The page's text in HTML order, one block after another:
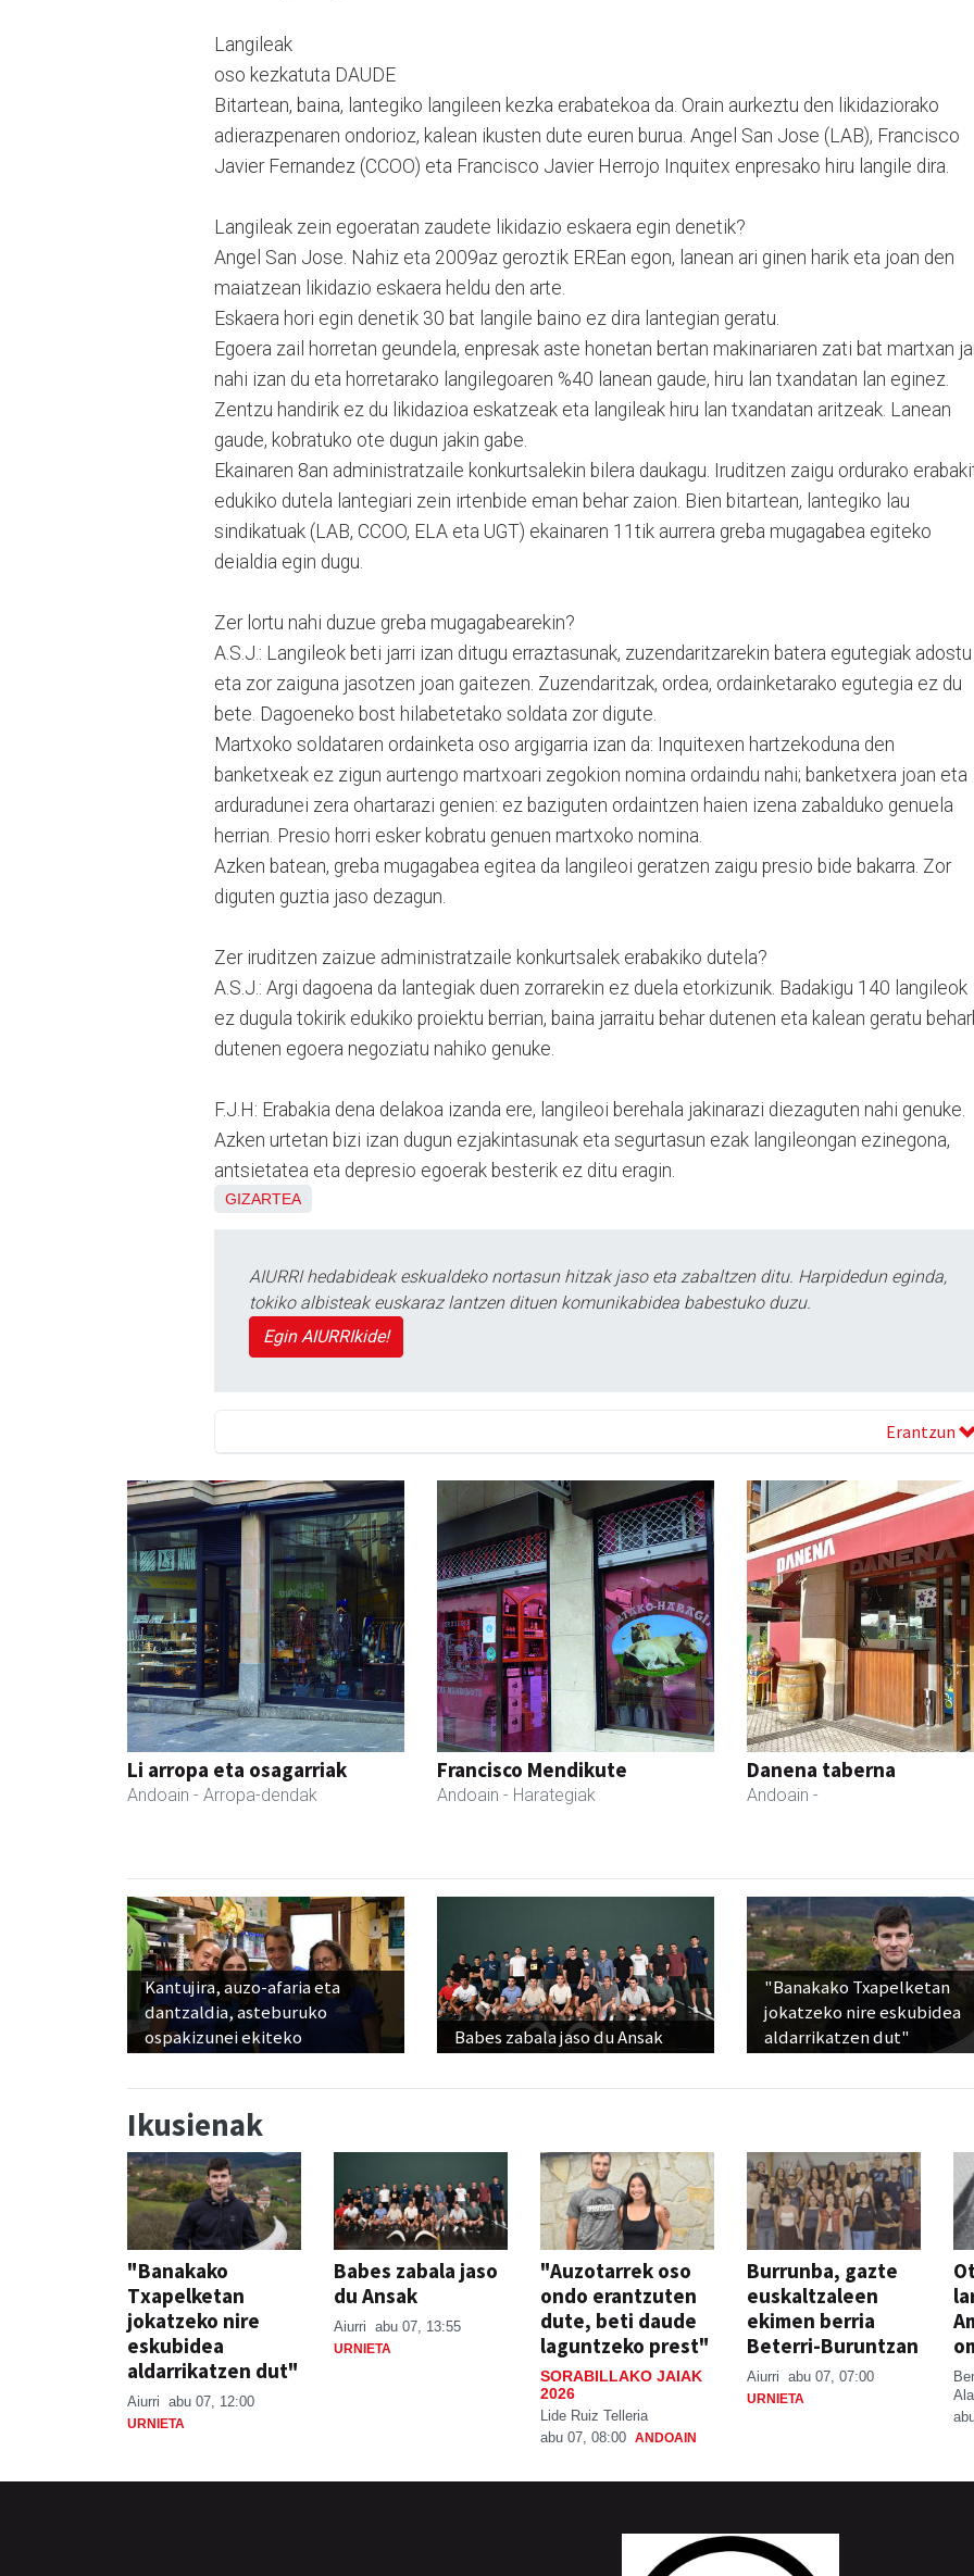
Langileak
oso kezkatuta DAUDE
Bitartean, baina, lantegiko langileen kezka erabatekoa da. Orain aurkeztu den likidaziorako
adierazpenaren ondorioz, kalean ikusten dute euren burua. Angel San Jose (LAB), Francisco
Javier Fernandez (CCOO) eta Francisco Javier Herrojo Inquitex enpresako hiru langile dira.
Langileak zein egoeratan zaudete likidazio eskaera egin denetik?
Angel San Jose. Nahiz eta 2009az geroztik EREan egon, lanean ari ginen harik eta joan den
maiatzean likidazio eskaera heldu den arte.
Eskaera hori egin denetik 30 bat langile baino ez dira lantegian geratu.
Egoera zail horretan geundela, enpresak aste honetan bertan makinariaren zati bat martxan
nahi izan du eta horretarako langilegoaren %40 lanean gaude, hiru lan txandatan lan eginez.
Zentzu handirik ez du likidazioa eskatzeak eta langileak hiru lan txandatan aritzeak. Lanean
gaude, kobratuko ote dugun jakin gabe.
Ekainaren 8an administratzaile konkurtsalekin bilera daukagu. Iruditzen zaigu ordurako
edukiko dutela lantegiari zein irtenbide eman behar zaion. Bien bitartean, lantegiko lau
sindikatuak (LAB, CCOO, ELA eta UGT) ekainaren 11tik aurrera greba mugagabea egiteko
deialdia egin dugu.
Zer lortu nahi duzue greba mugagabearekin?
A.S.J.: Langileok beti jarri izan ditugu erraztasunak, zuzendaritzarekin batera egutegiak adostu
eta zor zaiguna jasotzen joan gaitezen. Zuzendaritzak, ordea, ordainketarako egutegia ez du
bete. Dagoeneko bost hilabetetako soldata zor digute.
Martxoko soldataren ordainketa oso argigarria izan da: Inquitexen hartzekoduna den
banketxeak ez zigun aurtengo martxoari zegokion nomina ordaindu nahi; banketxera joan eta
arduradunei zera ohartarazi genien: ez baziguten ordaintzen haien izena zabalduko genuela
herrian. Presio horri esker kobratu genuen martxoko nomina.
Azken batean, greba mugagabea egitea da langileoi geratzen zaigu presio bide bakarra. Zor
diguten guztia jaso dezagun.
Zer iruditzen zaizue administratzaile konkurtsalek erabakiko dutela?
A.S.J.: Argi dagoena da lantegiak duen zorrarekin ez duela etorkizunik. Badakigu 140 langileok
ez dugula tokirik edukiko proiektu berrian, baina jarraitu behar dutenen eta kalean geratu
dutenen egoera negoziatu nahiko genuke.
F.J.H: Erabakia dena delakoa izanda ere, langileoi berehala jakinarazi diezaguten nahi genuke.
Azken urtetan bizi izan dugun ezjakintasunak eta segurtasun ezak langileongan ezinegona,
antsietatea eta depresio egoerak besterik ez ditu eragin.
GIZARTEA
AIURRI hedabideak eskualdeko nortasun hitzak jaso eta zabaltzen ditu. Harpidedun eginda,
tokiko albisteak euskaraz lantzen dituen komunikabidea babestuko duzu.
Egin AIURRIkide!
Erantzun
Li arropa eta osagarriak
Andoain - Arropa-dendak
Francisco Mendikute
Andoain - Harategiak
Danena taberna
Andoain -
Kantujira, auzo-afaria eta
dantzaldia, asteburuko
ospakizunei ekiteko
Babes zabala jaso du Ansak
"Banakako Txapelketan
jokatzeko nire eskubidea
aldarrikatzen dut"
Ikusienak
"Banakako
Txapelketan
jokatzeko nire
eskubidea
aldarrikatzen dut"
Aiurri abu 07, 12:00
URNIETA
Babes zabala jaso
du Ansak
Aiurri abu 07, 13:55
URNIETA
"Auzotarrek oso
ondo erantzuten
dute, beti daude
laguntzeko prest"
SORABILLAKO JAIAK
2026
Lide Ruiz Telleria
abu 07, 08:00 ANDOAIN
Burrunba, gazte
euskaltzaleen
ekimen berria
Beterri-Buruntzan
Aiurri abu 07, 07:00
URNIETA